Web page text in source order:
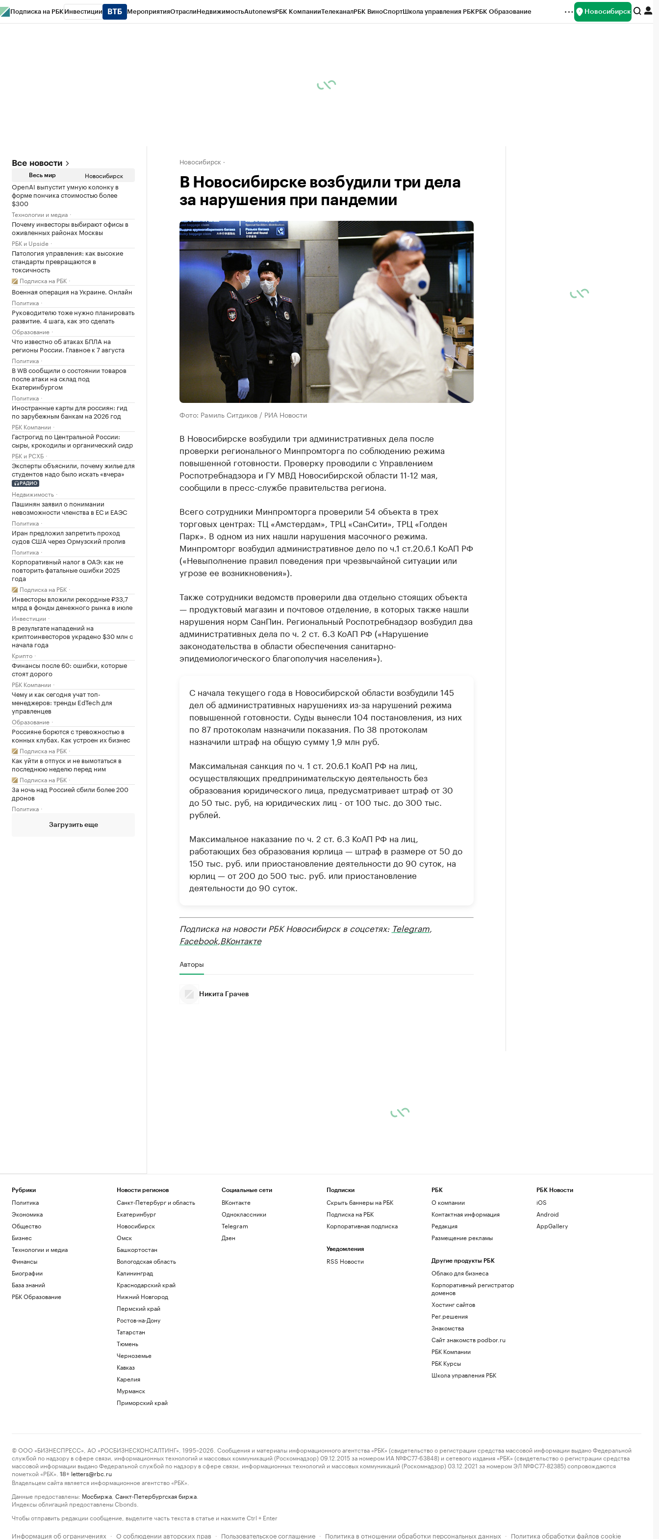
Подписка на РБК Инвестиции МероприятияОтраслиНедвижимостьAutonewsРБК КомпанииТелеканалРБК ВиноСпортШкола управления РБКРБК Образование Новосибирск
Все новости
Весь мир Новосибирск
OpenAI выпустит умную колонку в
форме пончика стоимостью более
$300
Технологии и медиа
Почему инвесторы выбирают офисы в
оживленных районах Москвы
РБК и Upside
Патология управления: как высокие
стандарты превращаются в
токсичность
Подписка на РБК
Военная операция на Украине. Онлайн
Политика
Руководителю тоже нужно планировать
развитие. 4 шага, как это сделать
Образование
Что известно об атаках БПЛА на
регионы России. Главное к 7 августа
Политика
В WB сообщили о состоянии товаров
после атаки на склад под
Екатеринбургом
Политика
Иностранные карты для россиян: гид
по зарубежным банкам на 2026 год
РБК Компании
Гастрогид по Центральной России:
сыры, крокодилы и органический сидр
РБК и РСХБ
Эксперты объяснили, почему жилье для
студентов надо было искать «вчера»
РАДИО
Недвижимость
Пашинян заявил о понимании
невозможности членства в ЕС и ЕАЭС
Политика
Иран предложил запретить проход
судов США через Ормузский пролив
Политика
Корпоративный налог в ОАЭ: как не
повторить фатальные ошибки 2025
года
Подписка на РБК
Инвесторы вложили рекордные ₽33,7
млрд в фонды денежного рынка в июле
Инвестиции
В результате нападений на
криптоинвесторов украдено $30 млн с
начала года
Крипто
Финансы после 60: ошибки, которые
стоят дорого
РБК Компании
Чему и как сегодня учат топ-
менеджеров: тренды EdTech для
управленцев
Образование
Россияне борются с тревожностью в
конных клубах. Как устроен их бизнес
Подписка на РБК
Как уйти в отпуск и не вымотаться в
последнюю неделю перед ним
Подписка на РБК
За ночь над Россией сбили более 200
дронов
Политика
Загрузить еще
Новосибирск
В Новосибирске возбудили три дела
за нарушения при пандемии
Фото: Рамиль Ситдиков / РИА Новости
В Новосибирске возбудили три административных дела после
проверки регионального Минпромторга по соблюдению режима
повышенной готовности. Проверку проводили с Управлением
Роспотребнадзора и ГУ МВД Новосибирской области 11-12 мая,
сообщили в пресс-службе правительства региона.
Всего сотрудники Минпромторга проверили 54 объекта в трех
торговых центрах: ТЦ «Амстердам», ТРЦ «СанСити», ТРЦ «Голден
Парк». В одном из них нашли нарушения масочного режима.
Минпромторг возбудил административное дело по ч.1 ст.20.6.1 КоАП РФ
(«Невыполнение правил поведения при чрезвычайной ситуации или
угрозе ее возникновения»).
Также сотрудники ведомств проверили два отдельно стоящих объекта
— продуктовый магазин и почтовое отделение, в которых также нашли
нарушения норм СанПин. Региональный Роспотребнадзор возбудил два
административных дела по ч. 2 ст. 6.3 КоАП РФ («Нарушение
законодательства в области обеспечения санитарно-
эпидемиологического благополучия населения»).
С начала текущего года в Новосибирской области возбудили 145
дел об административных нарушениях из-за нарушений режима
повышенной готовности. Суды вынесли 104 постановления, из них
по 87 протоколам назначили показания. По 38 протоколам
назначили штраф на общую сумму 1,9 млн руб.
Максимальная санкция по ч. 1 ст. 20.6.1 КоАП РФ на лиц,
осуществляющих предпринимательскую деятельность без
образования юридического лица, предусматривает штраф от 30
до 50 тыс. руб, на юридических лиц - от 100 тыс. до 300 тыс.
рублей.
Максимальное наказание по ч. 2 ст. 6.3 КоАП РФ на лиц,
работающих без образования юрлица — штраф в размере от 50 до
150 тыс. руб. или приостановление деятельности до 90 суток, на
юрлиц — от 200 до 500 тыс. руб. или приостановление
деятельности до 90 суток.
Подписка на новости РБК Новосибирск в соцсетях: Telegram,
Facebook,ВКонтакте
Авторы
Никита Грачев
Рубрики
Политика
Экономика
Общество
Бизнес
Технологии и медиа
Финансы
Биографии
База знаний
РБК Образование
Новости регионов
Санкт-Петербург и область
Екатеринбург
Новосибирск
Омск
Башкортостан
Вологодская область
Калининград
Краснодарский край
Нижний Новгород
Пермский край
Ростов-на-Дону
Татарстан
Тюмень
Черноземье
Кавказ
Карелия
Мурманск
Приморский край
Социальные сети
ВКонтакте
Одноклассники
Telegram
Дзен
Подписки
Скрыть баннеры на РБК
Подписка на РБК
Корпоративная подписка
Уведомления
RSS Новости
РБК
О компании
Контактная информация
Редакция
Размещение рекламы
Другие продукты РБК
Облако для бизнеса
Корпоративный регистратор
доменов
Хостинг сайтов
Рег.решения
Знакомства
Сайт знакомств podbor.ru
РБК Компании
РБК Курсы
Школа управления РБК
РБК Новости
iOS
Android
AppGallery
© ООО «БИЗНЕСПРЕСС», АО «РОСБИЗНЕСКОНСАЛТИНГ», 1995–2026. Сообщения и материалы информационного агентства «РБК» (свидетельство о регистрации средства массовой информации выдано Федеральной
службой по надзору в сфере связи, информационных технологий и массовых коммуникаций (Роскомнадзор) 09.12.2015 за номером ИА №ФС77-63848) и сетевого издания «РБК» (свидетельство о регистрации средства
массовой информации выдано Федеральной службой по надзору в сфере связи, информационных технологий и массовых коммуникаций (Роскомнадзор) 03.12.2021 за номером ЭЛ №ФС77-82385) сопровождаются
пометкой «РБК».
18+ letters@rbc.ru
Владельцем сайта является информационное агентство «РБК».
Данные предоставлены: Мосбиржа Санкт-Петербургская биржа
Индексы облигаций предоставлены Cbonds.
Чтобы отправить редакции сообщение, выделите часть текста в статье и нажмите Ctrl + Enter
Информация об ограничениях · О соблюдении авторских прав · Пользовательское соглашение · Политика в отношении обработки персональных данных · Политика обработки файлов cookie